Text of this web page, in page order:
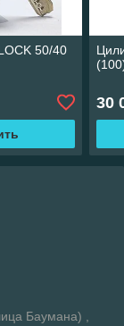
50/40
30
Баумана) ,